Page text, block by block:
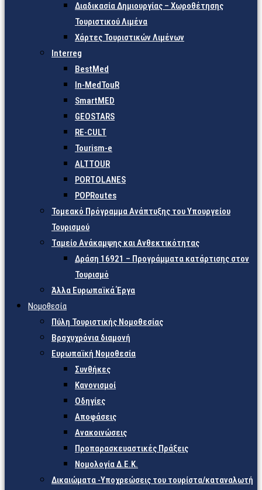
Διαδικασία Δημιουργίας – Χωροθέτησης
Τουριστικού Λιμένα
Χάρτες Τουριστικών Λιμένων
Interreg
BestMed
In-MedTouR
SmartMED
GEOSTARS
RE-CULT
Tourism-e
ALTTOUR
PORTOLANES
POPRoutes
Τομεακό Πρόγραμμα Ανάπτυξης του Υπουργείου
Τουρισμού
Ταμείο Ανάκαμψης και Ανθεκτικότητας
Δράση 16921 – Προγράμματα κατάρτισης στον
Τουρισμό
Άλλα Ευρωπαϊκά Έργα
Νομοθεσία
Πύλη Τουριστικής Νομοθεσίας
Βραχυχρόνια διαμονή
Ευρωπαϊκή Νομοθεσία
Συνθήκες
Κανονισμοί
Οδηγίες
Αποφάσεις
Ανακοινώσεις
Προπαρασκευαστικές Πράξεις
Νομολογία Δ.Ε.Κ.
Δικαιώματα -Υποχρεώσεις του τουρίστα/καταναλωτή